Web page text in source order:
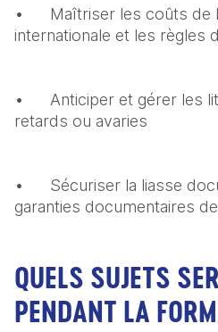
•	Maîtriser les coûts de la supply chain
internationale et les règles
•	Anticiper et gérer les litiges liés aux pertes,
retards ou avaries
•	Sécuriser la liasse documentaire et les
garanties documentaires
QUELS SUJETS
PENDANT LA